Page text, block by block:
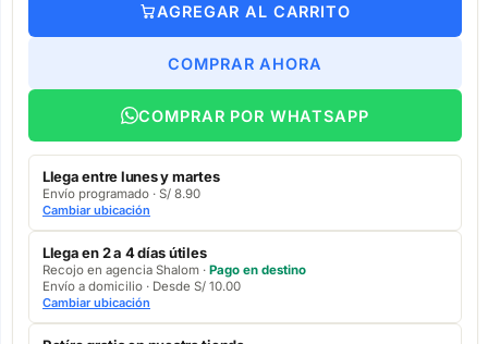
AGREGAR AL CARRITO
COMPRAR AHORA
COMPRAR POR WHATSAPP
Llega entre lunes y martes
Envío programado · S/ 8.90
Cambiar ubicación
Llega en 2 a 4 días útiles
Recojo en agencia Shalom · Pago en destino
Envío a domicilio · Desde S/ 10.00
Cambiar ubicación